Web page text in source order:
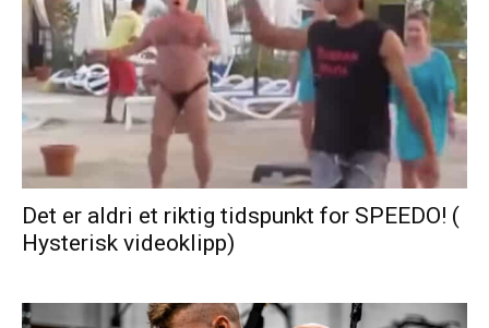
Det er aldri et riktig tidspunkt for SPEEDO! (
Hysterisk videoklipp)